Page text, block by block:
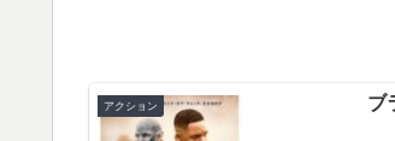
アクション ブ